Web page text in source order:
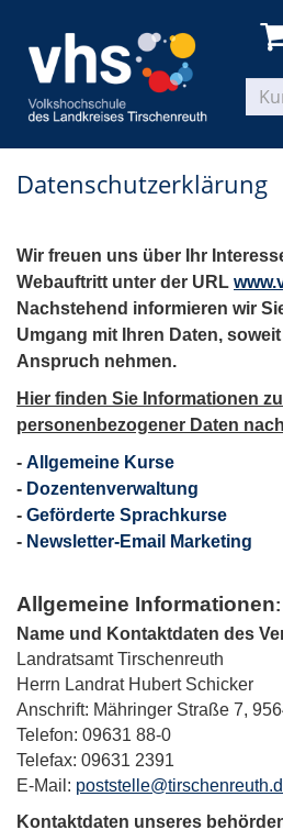
Datenschutzerklärung
Wir freuen uns über Ihr
Webauftritt unter der URL
Nachstehend informieren wir
Umgang mit Ihren Daten,
Anspruch nehmen.
Hier finden Sie Informationen
personenbezogener Daten
- Allgemeine Kurse
- Dozentenverwaltung
- Geförderte Sprachkurse
- Newsletter-Email Marketing
Allgemeine Informationen:
Name und Kontaktdaten des
Landratsamt Tirschenreuth
Herrn Landrat Hubert Schicker
Anschrift: Mähringer Straße 7,
Telefon: 09631 88-0
Telefax: 09631 2391
E-Mail:
Kontaktdaten unseres